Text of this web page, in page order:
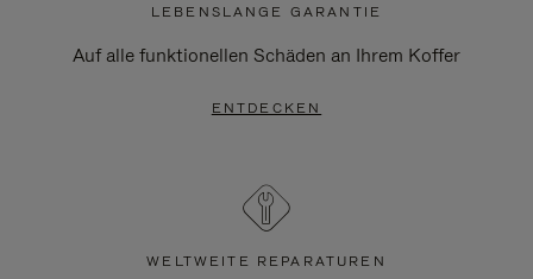
LEBENSLANGE GARANTIE
Auf alle funktionellen Schäden an Ihrem Koffer
ENTDECKEN
WELTWEITE REPARATUREN